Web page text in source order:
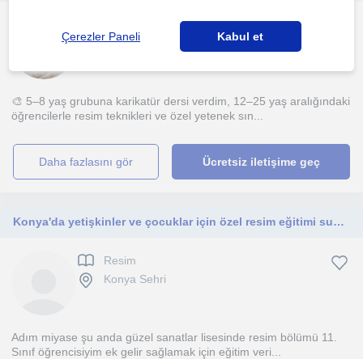
Konya Sehri, Karaarslan ...
🎨 5–8 yaş grubuna karikatür dersi verdim, 12–25 yaş aralığındaki
öğrencilerle resim teknikleri ve özel yetenek sın...
daha fazlasını gör Ücretsiz iletişime geç
Konya'da yetişkinler ve çocuklar için özel resim eğitimi sunan biriyim 4 yıllık bir deneyimim var
Resim
Konya Sehri
Adım miyase şu anda güzel sanatlar lisesinde resim bölümü 11.
Sınıf öğrencisiyim ek gelir sağlamak için eğitim veri...
Çerezler Paneli Kabul et